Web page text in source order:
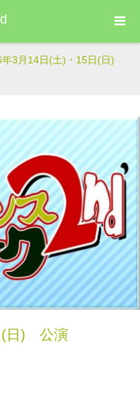
年3月14日(土)・15日(日)
(日) 公演